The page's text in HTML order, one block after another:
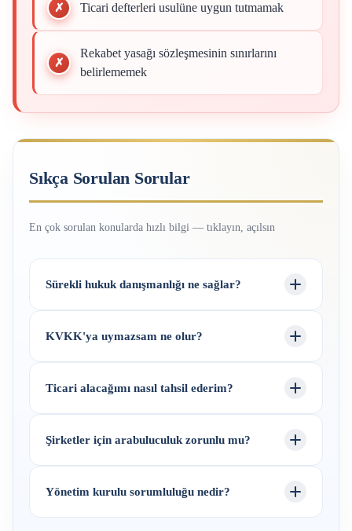
Ticari defterleri usulüne uygun tutmamak
Rekabet yasağı sözleşmesinin sınırlarını
belirlememek
Sıkça Sorulan Sorular
En çok sorulan konularda hızlı bilgi — tıklayın, açılsın
Sürekli hukuk danışmanlığı ne sağlar?
KVKK'ya uymazsam ne olur?
Ticari alacağımı nasıl tahsil ederim?
Şirketler için arabuluculuk zorunlu mu?
Yönetim kurulu sorumluluğu nedir?